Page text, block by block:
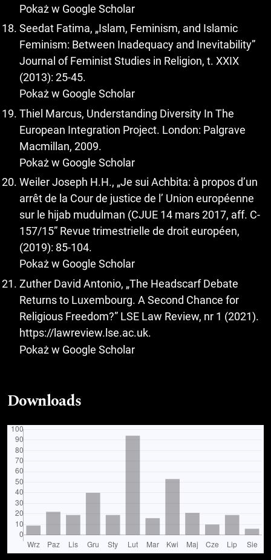
Pokaż w Google Scholar
Seedat Fatima, „Islam, Feminism, and Islamic
Feminism: Between Inadequacy and Inevitability”
Journal of Feminist Studies in Religion, t. XXIX
(2013): 25-45.
Pokaż w Google Scholar
Thiel Marcus, Understanding Diversity In The
European Integration Project. London: Palgrave
Macmillan, 2009.
Pokaż w Google Scholar
Weiler Joseph H.H., „Je sui Achbita: à propos d’un
arrêt de la Cour de justice de l’ Union européenne
sur le hijab mudulman (CJUE 14 mars 2017, aff. C-
157/15” Revue trimestrielle de droit européen,
(2019): 85-104.
Pokaż w Google Scholar
Zuther David Antonio, „The Headscarf Debate
Returns to Luxembourg. A Second Chance for
Religious Freedom?” LSE Law Review, nr 1 (2021).
https://lawreview.lse.ac.uk.
Pokaż w Google Scholar
Downloads